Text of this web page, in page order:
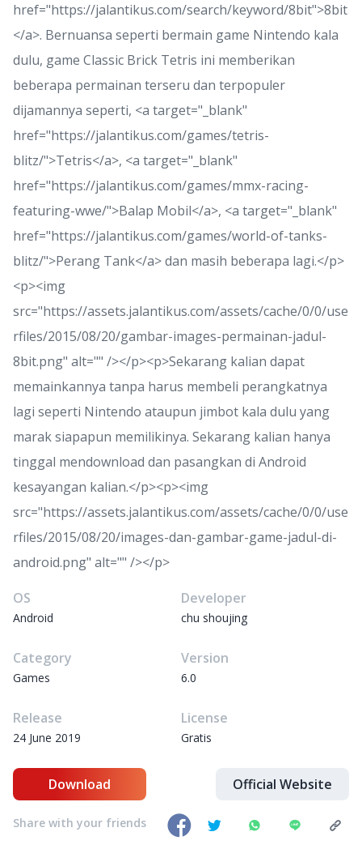
href="https://jalantikus.com/search/keyword/8bit">8bit
</a>. Bernuansa seperti bermain game Nintendo kala
dulu, game Classic Brick Tetris ini memberikan
beberapa permainan terseru dan terpopuler
dijamannya seperti, <a target="_blank"
href="https://jalantikus.com/games/tetris-
blitz/">Tetris</a>, <a target="_blank"
href="https://jalantikus.com/games/mmx-racing-
featuring-wwe/">Balap Mobil</a>, <a target="_blank"
href="https://jalantikus.com/games/world-of-tanks-
blitz/">Perang Tank</a> dan masih beberapa lagi.</p>
<p><img
src="https://assets.jalantikus.com/assets/cache/0/0/use
rfiles/2015/08/20/gambar-images-permainan-jadul-
8bit.png" alt="" /></p><p>Sekarang kalian dapat
memainkannya tanpa harus membeli perangkatnya
lagi seperti Nintendo ataupun jimbot kala dulu yang
marak siapapun memilikinya. Sekarang kalian hanya
tinggal mendownload dan pasangkan di Android
kesayangan kalian.</p><p><img
src="https://assets.jalantikus.com/assets/cache/0/0/use
rfiles/2015/08/20/images-dan-gambar-game-jadul-di-
android.png" alt="" /></p>
OS
Android
Developer
chu shoujing
Category
Games
Version
6.0
Release
24 June 2019
License
Gratis
Download Official Website
Share with your friends